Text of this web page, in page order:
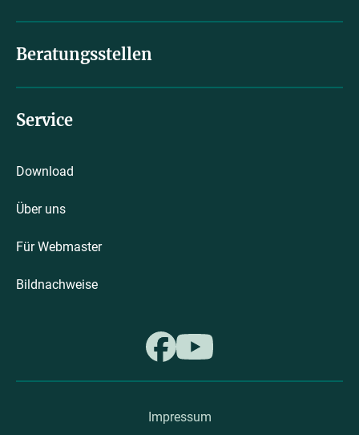
Beratungsstellen
Service
Download
Über uns
Für Webmaster
Bildnachweise
Impressum